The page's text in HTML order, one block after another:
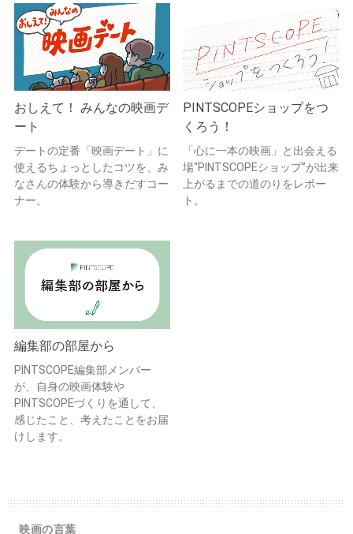
おしえて！ みんなの映画デ
ート
デートの定番「映画デート」に
使えるちょっとしたコツを、み
なさんの体験から導きだすコー
ナー。
PINTSCOPEショップをつ
くろう！
「心に一本の映画」と出会える
場“PINTSCOPEショップ”が出来
上がるまでの道のりをレポー
ト。
編集部の部屋から
PINTSCOPE編集部メンバー
が、自身の映画体験や
PINTSCOPEづくりを通して、
感じたこと、考えたことをお届
けします。
映画の言葉